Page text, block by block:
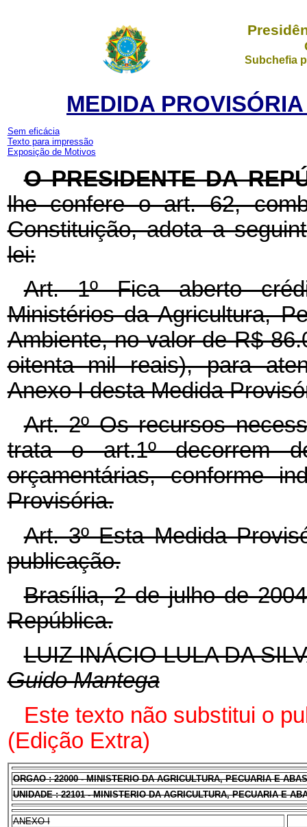
Subchefia
MEDIDA
Sem eficácia
Texto para impressão
Exposição de Motivos
O PRESIDENTE DA
lhe confere o art. 62,
Constituição, adota a
lei:
Art. 1º Fica aberto
Ministérios da Agricultura,
Ambiente, no valor de R$
oitenta mil reais), para
Anexo I desta Medida
Art. 2º Os recursos
trata o art.1º decorrem
orçamentárias, conforme
Provisória.
Art. 3º Esta Medida
publicação.
Brasília, 2 de julho de
República.
LUIZ INÁCIO LULA DA
Guido Mantega
Este texto não substitui o
(Edição Extra)
ORGAO : 22000 - MINISTERIO DA AGRICULTURA, PECUARIA E
UNIDADE : 22101 - MINISTERIO DA AGRICULTURA, PECUARIA E
ANEXO I